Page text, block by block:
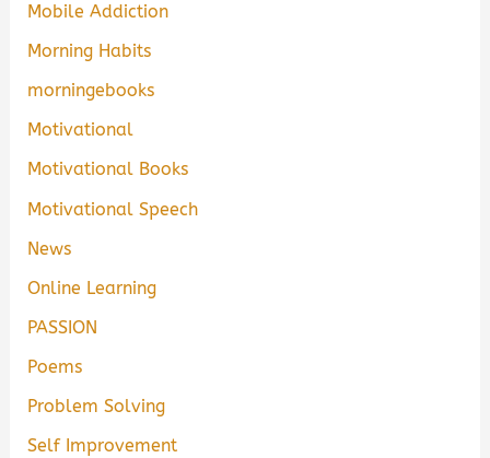
Mobile Addiction
Morning Habits
morningebooks
Motivational
Motivational Books
Motivational Speech
News
Online Learning
PASSION
Poems
Problem Solving
Self Improvement